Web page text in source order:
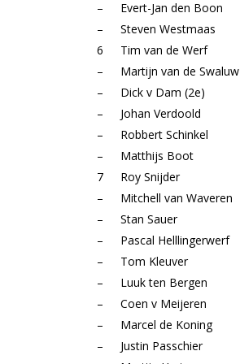
–
Evert-Jan den Boon
–
Steven Westmaas
6
Tim van de Werf
–
Martijn van de Swaluw
–
Dick v Dam (2e)
–
Johan Verdoold
–
Robbert Schinkel
–
Matthijs Boot
7
Roy Snijder
–
Mitchell van Waveren
–
Stan Sauer
–
Pascal Helllingerwerf
–
Tom Kleuver
–
Luuk ten Bergen
–
Coen v Meijeren
–
Marcel de Koning
–
Justin Passchier